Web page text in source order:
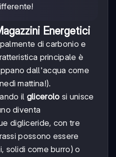
Energetici
di carbonio e
principale è
dall'acqua come
mattina!).
il glicerolo si unisce
diventa
digliceride, con tre
possono essere
solidi come burro) o